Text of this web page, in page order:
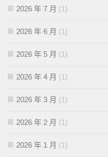
2026 年 7 月 (1)
2026 年 6 月 (1)
2026 年 5 月 (1)
2026 年 4 月 (1)
2026 年 3 月 (1)
2026 年 2 月 (1)
2026 年 1 月 (1)